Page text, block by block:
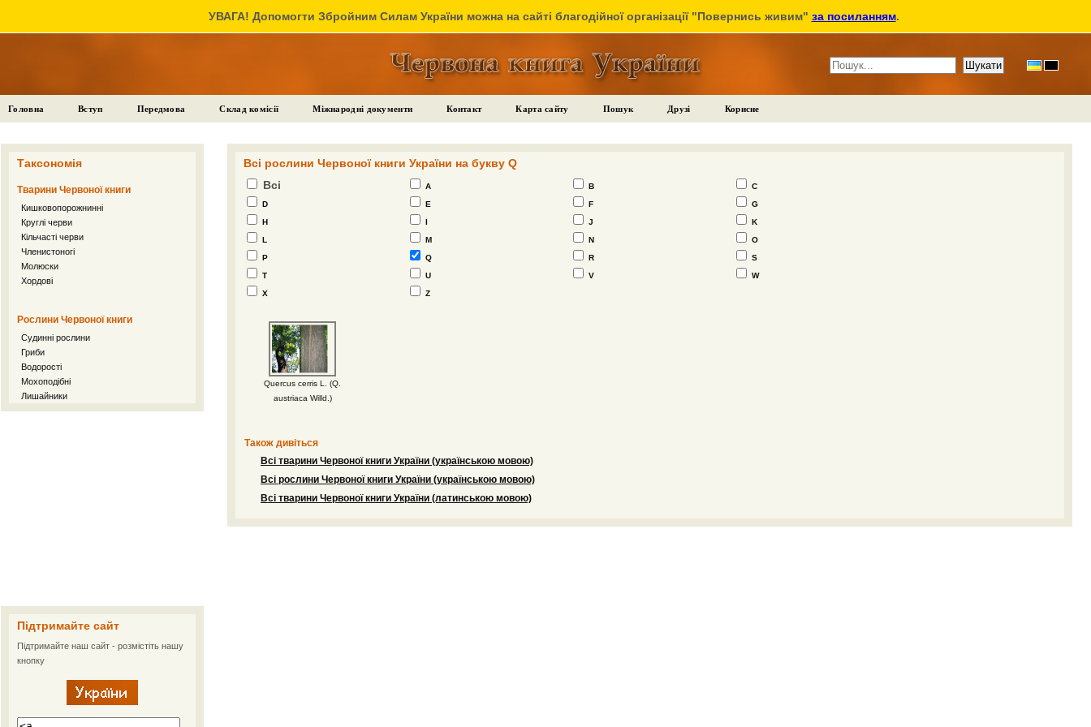
УВАГА! Допомогти Збройним Силам України можна на сайті благодійної організації "Повернись живим" за посиланням.
Головна Вступ Передмова Склад комісії Міжнародні документи Контакт Карта сайту Пошук Друзі Корисне
Таксономія
Тварини Червоної книги
Кишковопорожнинні
Круглі черви
Кільчасті черви
Членистоногі
Молюски
Хордові
Рослини Червоної книги
Судинні рослини
Гриби
Водорості
Мохоподібні
Лишайники
Підтримайте сайт
Підтримайте наш сайт - розмістіть нашу
кнопку
Всі рослини Червоної книги України на букву Q
Всі
A B
C
D
E F
G
H
I J
K
L
M N
O
P
Q R
S
T
U V
W
X
Z
Quercus cerris L. (Q.
austriaca Willd.)
Також дивіться
Всі тварини Червоної книги України (українською мовою)
Всі рослини Червоної книги України (українською мовою)
Всі тварини Червоної книги України (латинською мовою)